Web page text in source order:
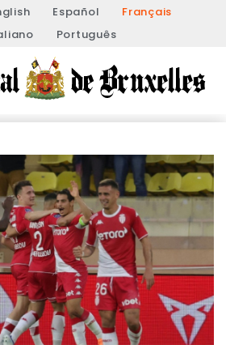
Español
Français
Português